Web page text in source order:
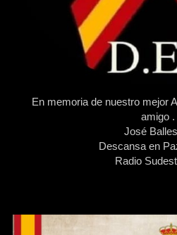
En memoria de nuestro mejor
amigo .
José
Descansa en
Radio